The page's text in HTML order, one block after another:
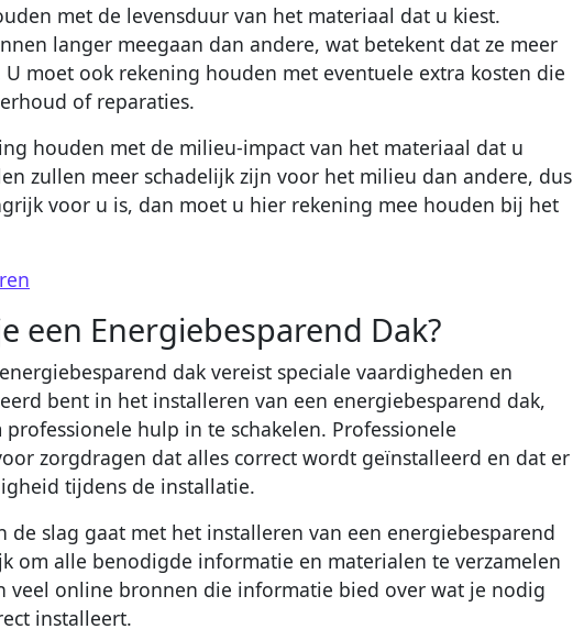
met de levensduur van het materiaal dat u kiest.
langer meegaan dan andere, wat betekent dat ze meer
moet ook rekening houden met eventuele extra kosten die
of reparaties.
houden met de milieu-impact van het materiaal dat u
zullen meer schadelijk zijn voor het milieu dan andere, dus
voor u is, dan moet u hier rekening mee houden bij het
een Energiebesparend Dak?
dak vereist speciale vaardigheden en
bent in het installeren van een energiebesparend dak,
hulp in te schakelen. Professionele
zorgdragen dat alles correct wordt geïnstalleerd en dat er
tijdens de installatie.
de slag gaat met het installeren van een energiebesparend
om alle benodigde informatie en materialen te verzamelen
veel online bronnen die informatie bied over wat je nodig
installeert.